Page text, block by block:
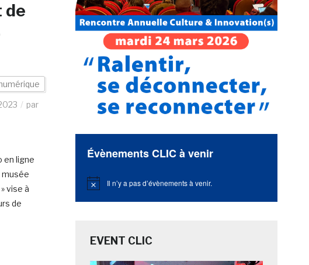
de
par
en ligne
musée
vise à
de
Évènements CLIC à venir
Notice Il n’y a pas d’évènements à venir.
EVENT CLIC